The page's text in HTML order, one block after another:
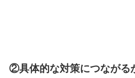
②具体的な対策につながる